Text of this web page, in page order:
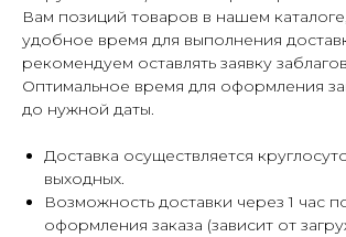
Вам позиций товаров в нашем
удобное время для выполнения
рекомендуем оставлять заявку
Оптимальное время для оформления
до нужной даты.
Доставка осуществляется
выходных.
Возможность доставки через 1 час
оформления заказа (зависит от